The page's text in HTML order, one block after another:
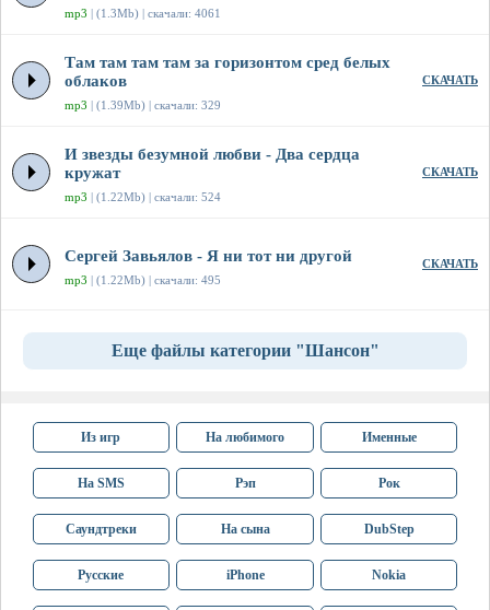
mp3 | (1.3Mb) | скачали: 4061
Там там там там за горизонтом сред белых
облаков
mp3 | (1.39Mb) | скачали: 329
СКАЧАТЬ
И звезды безумной любви - Два сердца
кружат
mp3 | (1.22Mb) | скачали: 524
СКАЧАТЬ
Сергей Завьялов - Я ни тот ни другой
mp3 | (1.22Mb) | скачали: 495
СКАЧАТЬ
Еще файлы категории "Шансон"
Из игр На любимого Именные
На SMS Рэп Рок
Саундтреки На сына DubStep
Русские iPhone Nokia